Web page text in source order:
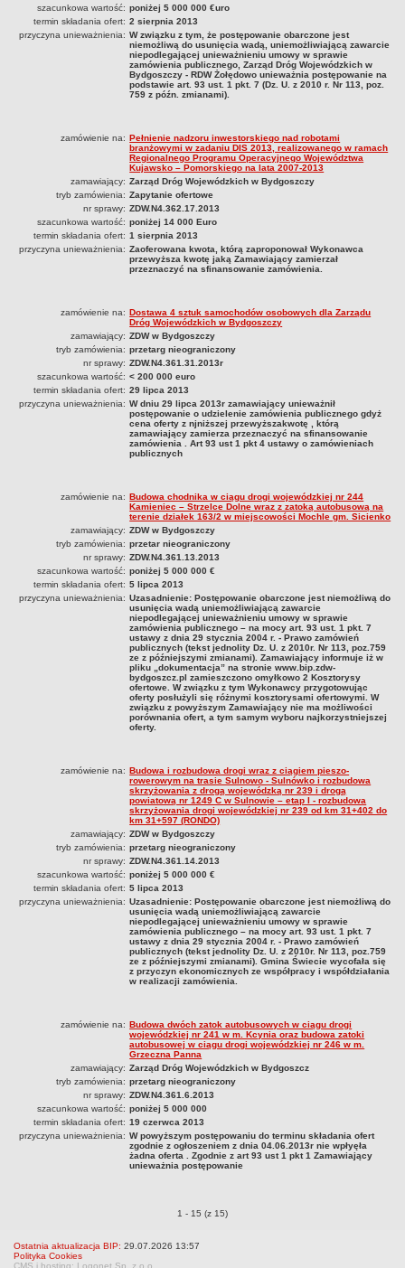
szacunkowa wartość: poniżej 5 000 000 €uro
termin składania ofert: 2 sierpnia 2013
przyczyna unieważnienia: W związku z tym, że postępowanie obarczone jest
niemożliwą do usunięcia wadą, uniemożliwiającą zawarcie
niepodlegającej unieważnieniu umowy w sprawie
zamówienia publicznego, Zarząd Dróg Wojewódzkich w
Bydgoszczy - RDW Żołędowo unieważnia postępowanie na
podstawie art. 93 ust. 1 pkt. 7 (Dz. U. z 2010 r. Nr 113, poz.
759 z późn. zmianami).
zamówienie na: Pełnienie nadzoru inwestorskiego nad robotami
branżowymi w zadaniu DIS 2013, realizowanego w ramach
Regionalnego Programu Operacyjnego Województwa
Kujawsko – Pomorskiego na lata 2007-2013
zamawiający: Zarząd Dróg Wojewódzkich w Bydgoszczy
tryb zamówienia: Zapytanie ofertowe
nr sprawy: ZDW.N4.362.17.2013
szacunkowa wartość: poniżej 14 000 Euro
termin składania ofert: 1 sierpnia 2013
przyczyna unieważnienia: Zaoferowana kwota, którą zaproponował Wykonawca
przewyższa kwotę jaką Zamawiający zamierzał
przeznaczyć na sfinansowanie zamówienia.
zamówienie na: Dostawa 4 sztuk samochodów osobowych dla Zarządu
Dróg Wojewódzkich w Bydgoszczy
zamawiający: ZDW w Bydgoszczy
tryb zamówienia: przetarg nieograniczony
nr sprawy: ZDW.N4.361.31.2013r
szacunkowa wartość: < 200 000 euro
termin składania ofert: 29 lipca 2013
przyczyna unieważnienia: W dniu 29 lipca 2013r zamawiający unieważnił
postępowanie o udzielenie zamówienia publicznego gdyż
cena oferty z njniższej przewyższakwotę , którą
zamawiający zamierza przeznaczyć na sfinansowanie
zamówienia . Art 93 ust 1 pkt 4 ustawy o zamówieniach
publicznych
zamówienie na: Budowa chodnika w ciągu drogi wojewódzkiej nr 244
Kamieniec – Strzelce Dolne wraz z zatoką autobusową na
terenie działek 163/2 w miejscowości Mochle gm. Sicienko
zamawiający: ZDW w Bydgoszczy
tryb zamówienia: przetar nieograniczony
nr sprawy: ZDW.N4.361.13.2013
szacunkowa wartość: poniżej 5 000 000 €
termin składania ofert: 5 lipca 2013
przyczyna unieważnienia: Uzasadnienie: Postępowanie obarczone jest niemożliwą do
usunięcia wadą uniemożliwiającą zawarcie
niepodlegającej unieważnieniu umowy w sprawie
zamówienia publicznego – na mocy art. 93 ust. 1 pkt. 7
ustawy z dnia 29 stycznia 2004 r. - Prawo zamówień
publicznych (tekst jednolity Dz. U. z 2010r. Nr 113, poz.759
ze z późniejszymi zmianami). Zamawiający informuje iż w
pliku „dokumentacja” na stronie www.bip.zdw-
bydgoszcz.pl zamieszczono omyłkowo 2 Kosztorysy
ofertowe. W związku z tym Wykonawcy przygotowując
oferty posłużyli się różnymi kosztorysami ofertowymi. W
związku z powyższym Zamawiający nie ma możliwości
porównania ofert, a tym samym wyboru najkorzystniejszej
oferty.
zamówienie na: Budowa i rozbudowa drogi wraz z ciągiem pieszo-
rowerowym na trasie Sulnowo - Sulnówko i rozbudowa
skrzyżowania z drogą wojewódzką nr 239 i drogą
powiatową nr 1249 C w Sulnowie – etap I - rozbudowa
skrzyżowania drogi wojewódzkiej nr 239 od km 31+402 do
km 31+597 (RONDO)
zamawiający: ZDW w Bydgoszczy
tryb zamówienia: przetarg nieograniczony
nr sprawy: ZDW.N4.361.14.2013
szacunkowa wartość: poniżej 5 000 000 €
termin składania ofert: 5 lipca 2013
przyczyna unieważnienia: Uzasadnienie: Postępowanie obarczone jest niemożliwą do
usunięcia wadą uniemożliwiającą zawarcie
niepodlegającej unieważnieniu umowy w sprawie
zamówienia publicznego – na mocy art. 93 ust. 1 pkt. 7
ustawy z dnia 29 stycznia 2004 r. - Prawo zamówień
publicznych (tekst jednolity Dz. U. z 2010r. Nr 113, poz.759
ze z późniejszymi zmianami). Gmina Świecie wycofała się
z przyczyn ekonomicznych ze współpracy i współdziałania
w realizacji zamówienia.
zamówienie na: Budowa dwóch zatok autobusowych w ciągu drogi
wojewódzkiej nr 241 w m. Kcynia oraz budowa zatoki
autobusowej w ciągu drogi wojewódzkiej nr 246 w m.
Grzeczna Panna
zamawiający: Zarząd Dróg Wojewódzkich w Bydgoszcz
tryb zamówienia: przetarg nieograniczony
nr sprawy: ZDW.N4.361.6.2013
szacunkowa wartość: poniżej 5 000 000
termin składania ofert: 19 czerwca 2013
przyczyna unieważnienia: W powyższym postępowaniu do terminu składania ofert
zgodnie z ogłoszeniem z dnia 04.06.2013r nie wpłyęła
żadna oferta . Zgodnie z art 93 ust 1 pkt 1 Zamawiający
unieważnia postępowanie
Zamówienia publiczne o pozycjach
1 - 15 (z 15)
Ostatnia aktualizacja BIP: 29.07.2026 13:57
Polityka Cookies
CMS i hosting: Logonet Sp. z o.o.